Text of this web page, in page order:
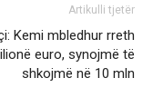
Artikulli tjetër
Kemi mbledhur rreth
euro, synojmë të
shkojmë në 10 mln